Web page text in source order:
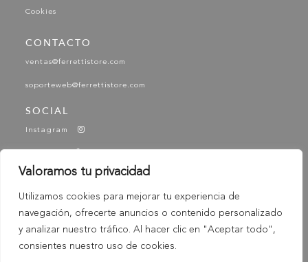
Valoramos tu privacidad
Utilizamos cookies para mejorar tu experiencia de
navegación, ofrecerte anuncios o contenido personalizado
y analizar nuestro tráfico. Al hacer clic en "Aceptar todo",
consientes nuestro uso de cookies.
Cookies
CONTACTO
ventas@ferrettistore.com
soporteweb@ferrettistore.com
SOCIAL
Instagram
YouTube
Tik Tok
-
© 2025 Ferretti - Ferretti Store. Todos los derechos
Reservados